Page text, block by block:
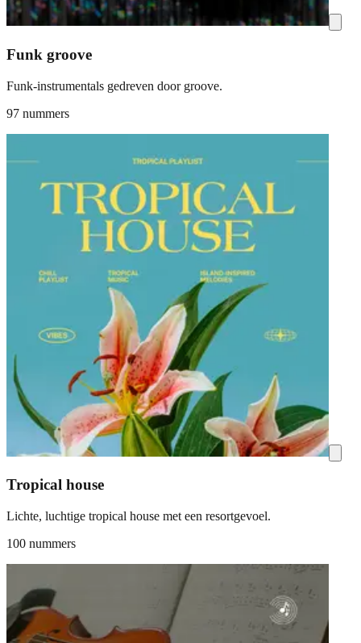
Funk groove
Funk-instrumentals gedreven door groove.
97 nummers
Tropical house
Lichte, luchtige tropical house met een resortgevoel.
100 nummers